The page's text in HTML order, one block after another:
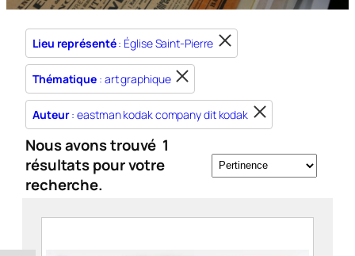
Lieu représenté: Église Saint-Pierre
Thématique : art graphique
Auteur: eastman kodak company dit kodak
Nous avons trouvé 1
résultats pour votre
recherche.